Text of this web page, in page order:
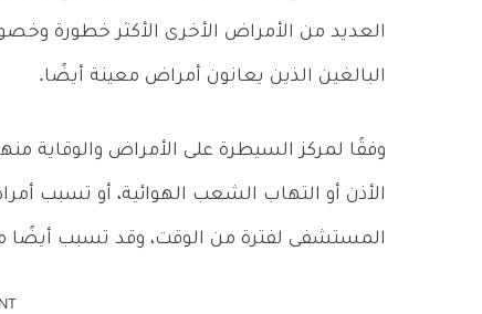
العديد من الأمراض الأخرى الأكثر خطورة
البالغين الذين يعانون أمراض معينة أيضًا.
الأذن أو التهاب الشعب الهوائية، أو تسبب
المستشفى لفترة من الوقت، وقد تسبب أيضًا